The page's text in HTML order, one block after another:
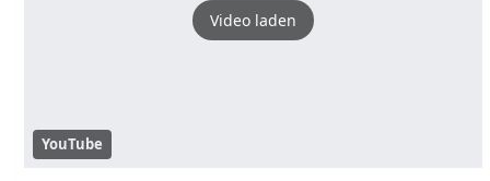
Video laden
YouTube